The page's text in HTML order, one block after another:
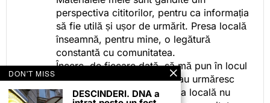
perspectiva cititorilor, pentru ca informația
să fie utilă și ușor de urmărit. Presa locală
înseamnă, pentru mine, o legătură
constantă cu comunitatea.
Încerc, de fiecare dată, să mă pun în locul
celor care citesc, privesc sau urmăresc
ceea ce fac. Pentru că presa locală nu
DON'T MISS
DESCINDERI. DNA a